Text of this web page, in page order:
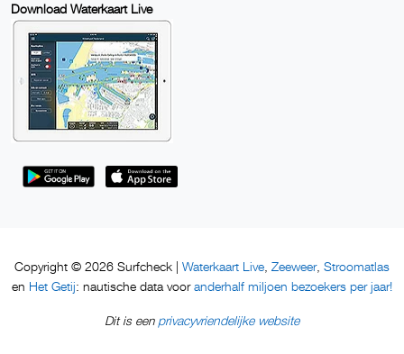
Download Waterkaart Live
Copyright © 2026 Surfcheck | Waterkaart Live Zeeweer, Stroomatlas
en Het Getij: nautische data vooranderhalf miljoen bezoekers per jaar!
Dit is een privacyvriendelijke website